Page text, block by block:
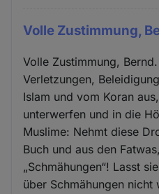
Volle Zustimmung,
Volle Zustimmung,
Verletzungen,
Islam und vom Koran
unterwerfen und in die
Muslime: Nehmt diese
Buch und aus den
„Schmähungen“! Lasst
über Schmähungen nicht